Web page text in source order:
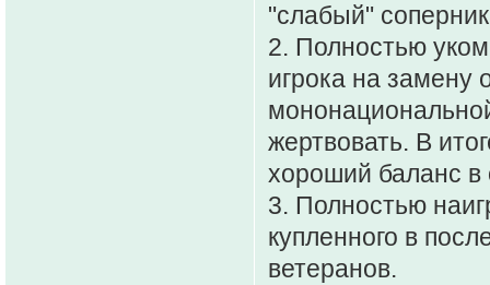
"слабый"
2. Полностью
игрока на замену
жертвовать. В
хороший баланс
3. Полностью
купленного в
ветеранов.